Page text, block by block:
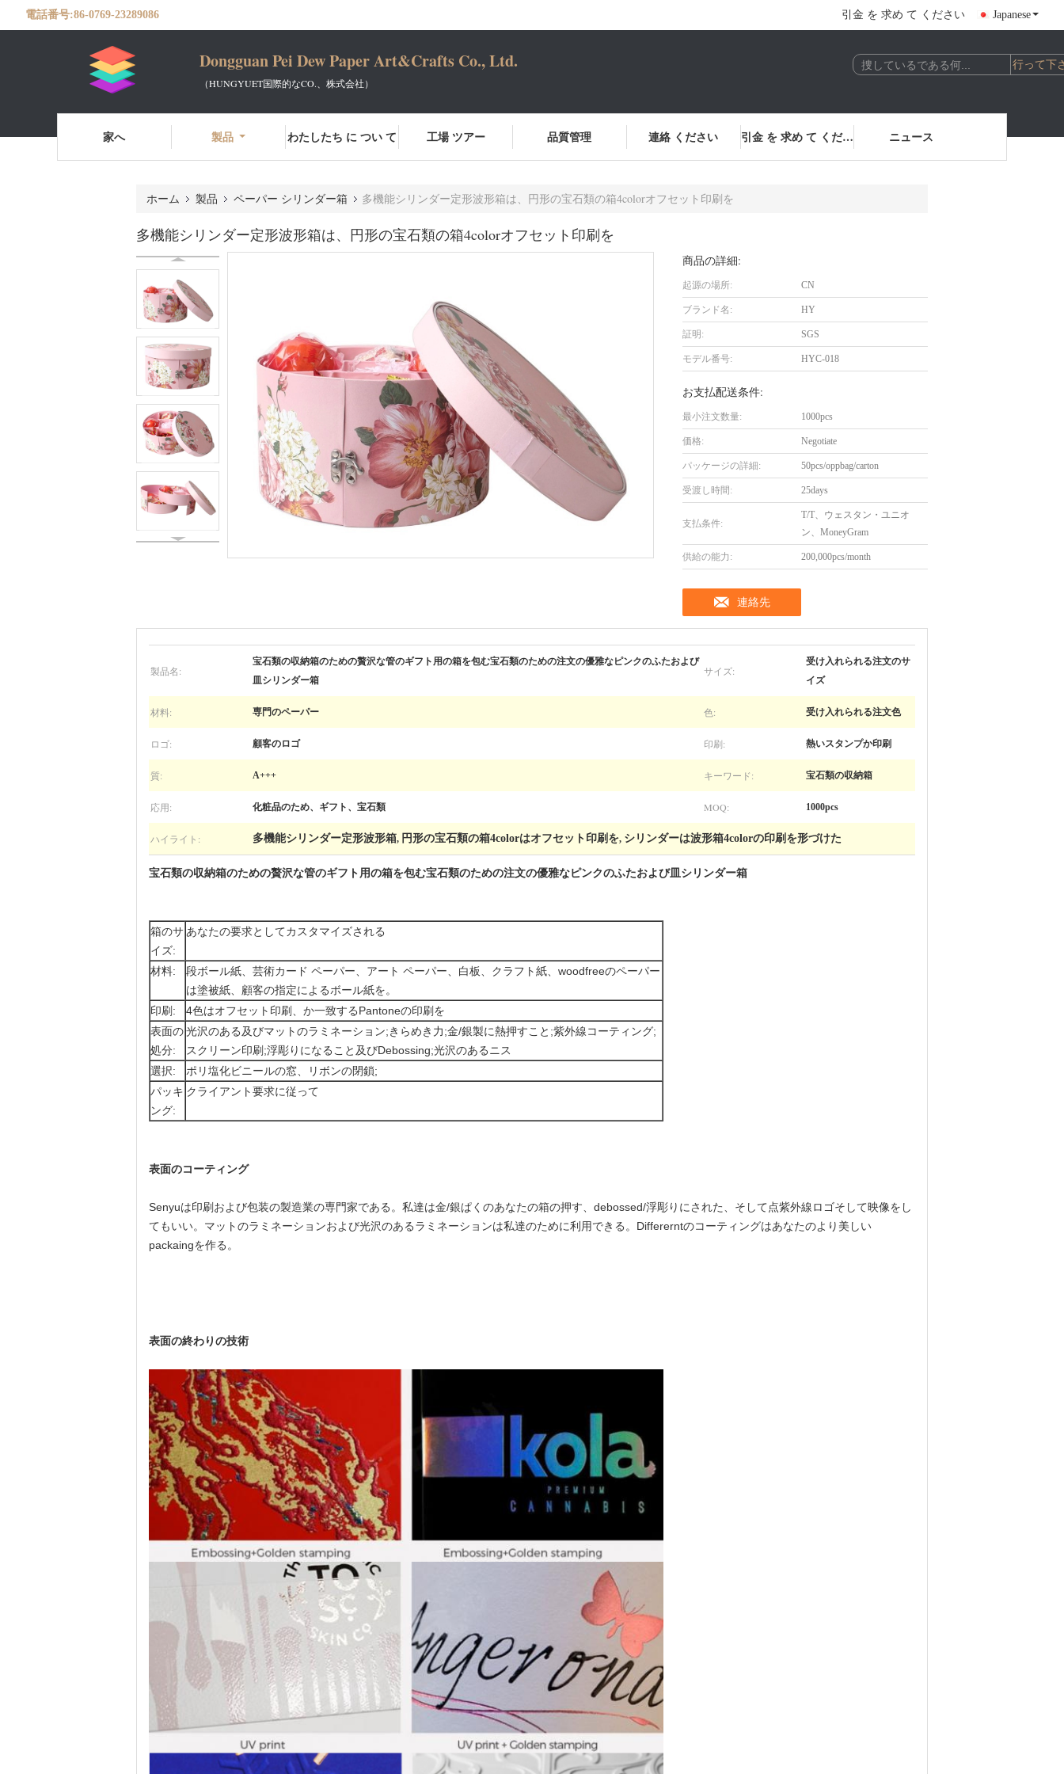
電話番号:86-0769-23289086 引金 を 求め て ください Japanese
Dongguan Pei Dew Paper Art&Crafts Co., Ltd.
（HUNGYUET国際的なCO.、株式会社）
家へ 製品 わたしたち に つい て 工場 ツアー 品質管理 連絡 ください 引金 を 求め て ください ニュース
ホーム 製品 ペーパー シリンダー箱 多機能シリンダー定形波形箱は、円形の宝石類の箱4colorオフセット印刷を
多機能シリンダー定形波形箱は、円形の宝石類の箱4colorオフセット印刷を
商品の詳細:
起源の場所: CN
ブランド名: HY
証明: SGS
モデル番号: HYC-018
お支払配送条件:
最小注文数量: 1000pcs
価格: Negotiate
パッケージの詳細: 50pcs/oppbag/carton
受渡し時間: 25days
支払条件:
T/T、ウェスタン・ユニオ
ン、MoneyGram
供給の能力: 200,000pcs/month
連絡先
製品名:
宝石類の収納箱のための贅沢な管のギフト用の箱を包む宝石類のための注文の優雅なピンクのふたおよび
皿シリンダー箱
サイズ:
受け入れられる注文のサ
イズ
材料: 専門のペーパー 色: 受け入れられる注文色
ロゴ: 顧客のロゴ 印刷: 熱いスタンプか印刷
質: A+++ キーワード: 宝石類の収納箱
応用: 化粧品のため、ギフト、宝石類 MOQ: 1000pcs
ハイライト: 多機能シリンダー定形波形箱, 円形の宝石類の箱4colorはオフセット印刷を, シリンダーは波形箱4colorの印刷を形づけた
宝石類の収納箱のための贅沢な管のギフト用の箱を包む宝石類のための注文の優雅なピンクのふたおよび皿シリンダー箱
箱のサ
イズ:
あなたの要求としてカスタマイズされる
材料:
段ボール紙、芸術カード ペーパー、アート ペーパー、白板、クラフト紙、woodfreeのペーパー
は塗被紙、顧客の指定によるボール紙を。
印刷:
4色はオフセット印刷、か一致するPantoneの印刷を
表面の
処分:
光沢のある及びマットのラミネーション;きらめき力;金/銀製に熱押すこと;紫外線コーティング;
スクリーン印刷;浮彫りになること及びDebossing;光沢のあるニス
選択:
ポリ塩化ビニールの窓、リボンの閉鎖;
パッキ
ング:
クライアント要求に従って
表面のコーティング
Senyuは印刷および包装の製造業の専門家である。私達は金/銀ぱくのあなたの箱の押す、debossed/浮彫りにされた、そして点紫外線ロゴそして映像をし
てもいい。マットのラミネーションおよび光沢のあるラミネーションは私達のために利用できる。Differerntのコーティングはあなたのより美しい
packaingを作る。
表面の終わりの技術